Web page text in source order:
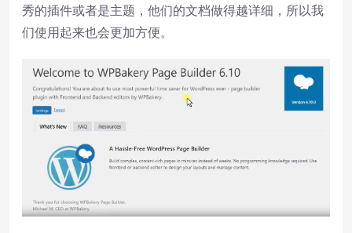
秀的插件或者是主题，他们的文档做得越详细，所以我
们使用起来也会更加方便。